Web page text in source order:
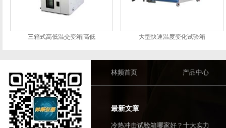
三箱式高低温交变箱|高低 大型快速温度变化试验箱
林频首页 产品中心
最新文章
冷热冲击试验箱哪家好？十大实力